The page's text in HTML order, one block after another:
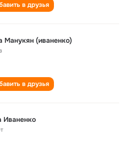
в друзья
Лена Манукян (иваненко)
в друзья
Иваненко